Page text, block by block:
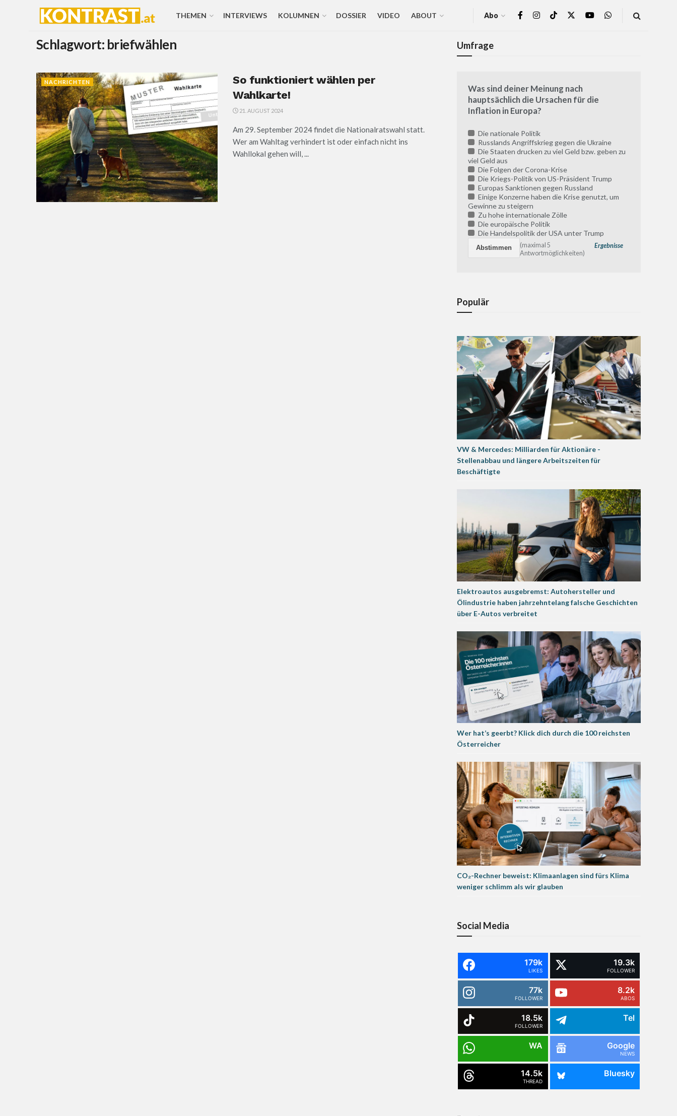
THEMEN INTERVIEWS KOLUMNEN DOSSIER VIDEO ABOUT Abo
Schlagwort: briefwählen
NACHRICHTEN
So funktioniert wählen per
Wahlkarte!
21. AUGUST 2024
Am 29. September 2024 findet die Nationalratswahl statt.
Wer am Wahltag verhindert ist oder einfach nicht ins
Wahllokal gehen will, ...
Umfrage
Was sind deiner Meinung nach
hauptsächlich die Ursachen für die
Inflation in Europa?
Die nationale Politik
Russlands Angriffskrieg gegen die Ukraine
Die Staaten drucken zu viel Geld bzw. geben zu
viel Geld aus
Die Folgen der Corona-Krise
Die Kriegs-Politik von US-Präsident Trump
Europas Sanktionen gegen Russland
Einige Konzerne haben die Krise genutzt, um
Gewinne zu steigern
Zu hohe internationale Zölle
Die europäische Politik
Die Handelspolitik der USA unter Trump
Ergebnisse
(maximal 5
Antwortmöglichkeiten)
Populär
VW & Mercedes: Milliarden für Aktionäre -
Stellenabbau und längere Arbeitszeiten für
Beschäftigte
Elektroautos ausgebremst: Autohersteller und
Ölindustrie haben jahrzehntelang falsche Geschichten
über E-Autos verbreitet
Wer hat’s geerbt? Klick dich durch die 100 reichsten
Österreicher
CO₂-Rechner beweist: Klimaanlagen sind fürs Klima
weniger schlimm als wir glauben
Social Media
179k
LIKES
19.3k
FOLLOWER
77k
FOLLOWER
8.2k
ABOS
18.5k
FOLLOWER
Tel
WA Google
NEWS
14.5k
THREAD
Bluesky